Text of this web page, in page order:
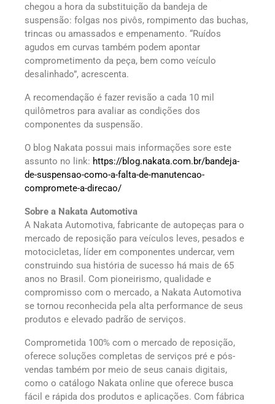
chegou a hora da substituição da bandeja de
suspensão: folgas nos pivôs, rompimento das buchas,
trincas ou amassados e empenamento. “Ruídos
agudos em curvas também podem apontar
comprometimento da peça, bem como veículo
desalinhado”, acrescenta.
A recomendação é fazer revisão a cada 10 mil
quilômetros para avaliar as condições dos
componentes da suspensão.
O blog Nakata possui mais informações sore este
assunto no link: https://blog.nakata.com.br/bandeja-
de-suspensao-como-a-falta-de-manutencao-
compromete-a-direcao/
Sobre a Nakata Automotiva
A Nakata Automotiva, fabricante de autopeças para o
mercado de reposição para veículos leves, pesados e
motocicletas, líder em componentes undercar, vem
construindo sua história de sucesso há mais de 65
anos no Brasil. Com pioneirismo, qualidade e
compromisso com o mercado, a Nakata Automotiva
se tornou reconhecida pela alta performance de seus
produtos e elevado padrão de serviços.
Comprometida 100% com o mercado de reposição,
oferece soluções completas de serviços pré e pós-
vendas também por meio de seus canais digitais,
como o catálogo Nakata online que oferece busca
fácil e rápida dos produtos e aplicações. Com fábrica